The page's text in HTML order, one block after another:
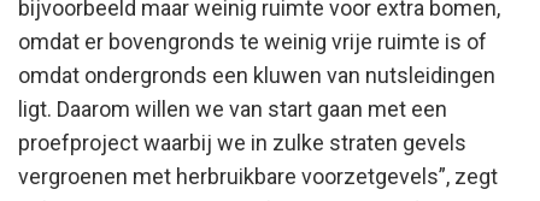
bijvoorbeeld maar weinig ruimte voor extra bomen,
omdat er bovengronds te weinig vrije ruimte is of
omdat ondergronds een kluwen van nutsleidingen
ligt. Daarom willen we van start gaan met een
proefproject waarbij we in zulke straten gevels
vergroenen met herbruikbare voorzetgevels”, zegt